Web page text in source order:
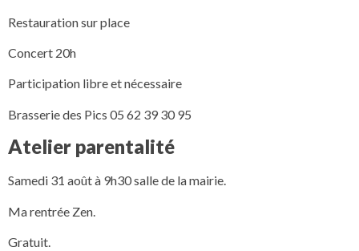
Restauration sur place
Concert 20h
Participation libre et nécessaire
Brasserie des Pics 05 62 39 30 95
Atelier parentalité
Samedi 31 août à 9h30 salle de la mairie.
Ma rentrée Zen.
Gratuit.